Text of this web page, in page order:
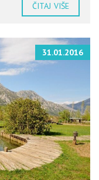
ČITAJ VIŠE
31.01.2016